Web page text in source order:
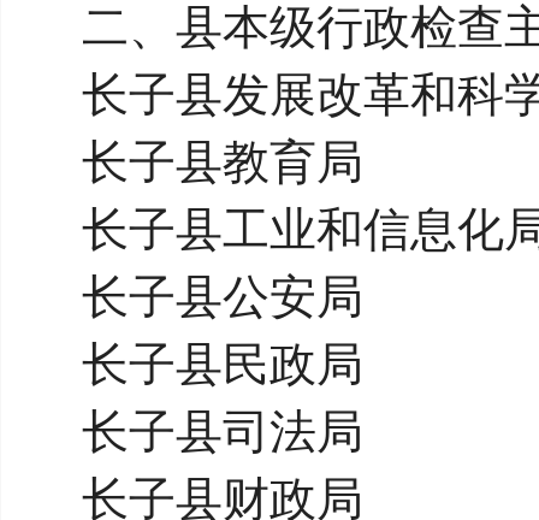
二、县本级行政检查
长子县发展改革和科
长子县教育局
长子县工业和信息化
长子县公安局
长子县民政局
长子县司法局
长子县财政局